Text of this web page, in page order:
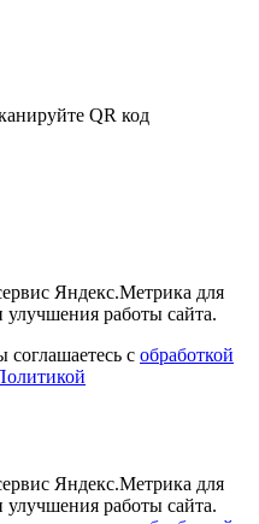
QR код
Яндекс.Метрика для
улучшения работы сайта.
соглашаетесь с обработкой
Яндекс.Метрика для
улучшения работы сайта.